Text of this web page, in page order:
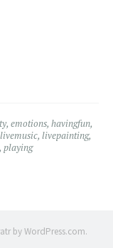
, emotions, havingfun,
livemusic, livepainting,
, playing
byWordPress.com.